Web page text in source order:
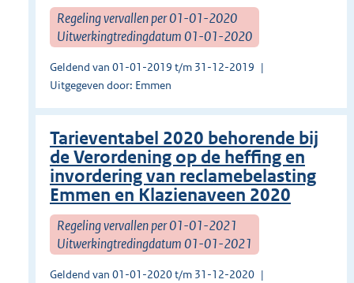
Regeling vervallen per 01-01-2020
Uitwerkingtredingdatum 01-01-2020
Geldend van 01-01-2019 t/m 31-12-2019
Uitgegeven door: Emmen
Tarieventabel 2020 behorende bij
de Verordening op de heffing en
invordering van reclamebelasting
Emmen en Klazienaveen 2020
Regeling vervallen per 01-01-2021
Uitwerkingtredingdatum 01-01-2021
Geldend van 01-01-2020 t/m 31-12-2020